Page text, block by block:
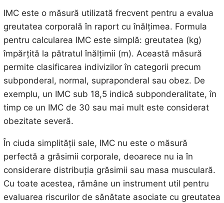
IMC este o măsură utilizată frecvent pentru a evalua
greutatea corporală în raport cu înălțimea. Formula
pentru calcularea IMC este simplă: greutatea (kg)
împărțită la pătratul înălțimii (m). Această măsură
permite clasificarea indivizilor în categorii precum
subponderal, normal, supraponderal sau obez. De
exemplu, un IMC sub 18,5 indică subponderalitate, în
timp ce un IMC de 30 sau mai mult este considerat
obezitate severă.
În ciuda simplității sale, IMC nu este o măsură
perfectă a grăsimii corporale, deoarece nu ia în
considerare distribuția grăsimii sau masa musculară.
Cu toate acestea, rămâne un instrument util pentru
evaluarea riscurilor de sănătate asociate cu greutatea